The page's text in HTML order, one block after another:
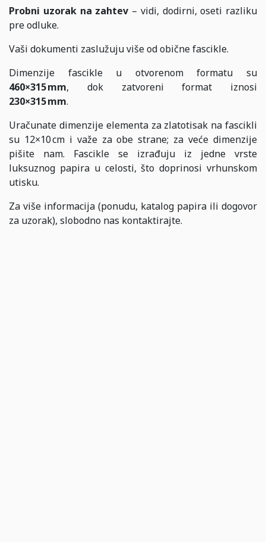
Probni uzorak na zahtev – vidi, dodirni, oseti razliku
pre odluke.
Vaši dokumenti zaslužuju više od obične fascikle.
Dimenzije fascikle u otvorenom formatu su
460×315 mm, dok zatvoreni format iznosi
230×315 mm.
Uračunate dimenzije elementa za zlatotisak na fascikli
su 12×10 cm i važe za obe strane; za veće dimenzije
pišite nam. Fascikle se izrađuju iz jedne vrste
luksuznog papira u celosti, što doprinosi vrhunskom
utisku.
Za više informacija (ponudu, katalog papira ili dogovor
za uzorak), slobodno nas kontaktirajte.